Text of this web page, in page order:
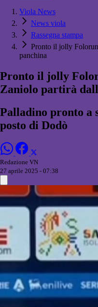
Viola News
News viola
Rassegna stampa
Pronto il jolly
panchina
Pronto il jolly
Zaniolo partirà
Palladino pronto a
posto di Dodò
Redazione VN
27 aprile 2025 - 07:38